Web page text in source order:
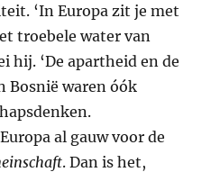
‘In Europa zit je met
troebele water van
hij. ‘De apartheid en de
Bosnië waren óók
al gauw voor de
. Dan is het,